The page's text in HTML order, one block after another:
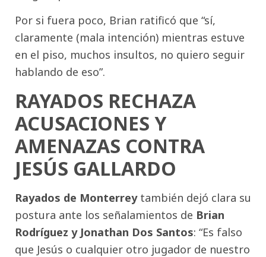
Por si fuera poco, Brian ratificó que “sí,
claramente (mala intención) mientras estuve
en el piso, muchos insultos, no quiero seguir
hablando de eso”.
RAYADOS RECHAZA
ACUSACIONES Y
AMENAZAS CONTRA
JESÚS GALLARDO
Rayados de Monterreytambién dejó clara su
postura ante los señalamientos de Brian
Rodríguez y Jonathan Dos Santos: “Es falso
que Jesús o cualquier otro jugador de nuestro